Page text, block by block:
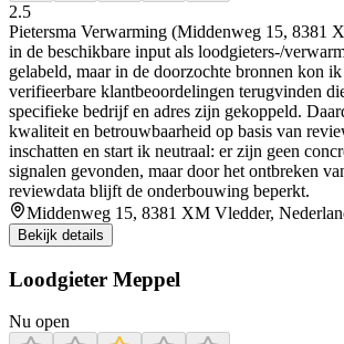
2.5
Pietersma Verwarming (Middenweg 15, 8381
in de beschikbare input als loodgieters-/
gelabeld, maar in de doorzochte bronnen kon
verifieerbare klantbeoordelingen terugvinden
specifieke bedrijf en adres zijn gekoppeld.
kwaliteit en betrouwbaarheid op basis van
inschatten en start ik neutraal: er zijn geen
signalen gevonden, maar door het ontbreken
reviewdata blijft de onderbouwing beperkt.
Middenweg 15, 8381 XM Vledder,
Bekijk details
Loodgieter Meppel
Nu open